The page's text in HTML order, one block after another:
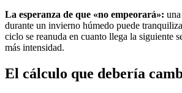
La esperanza de que «no empeorará»:
durante un invierno húmedo puede
ciclo se reanuda en cuanto llega la siguiente
más intensidad.
El cálculo que debería